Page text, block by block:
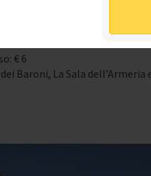
alle ore 19.00
€ 6
Baroni, La Sala dell’Armeria